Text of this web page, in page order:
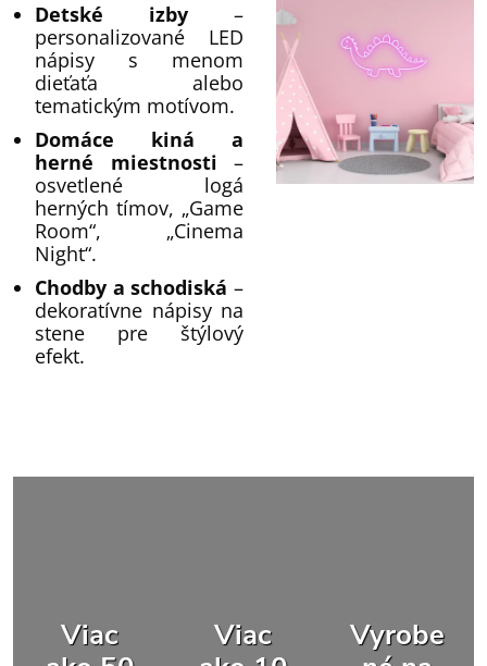
Detské izby –
personalizované LED
nápisy s menom
dieťaťa alebo
tematickým motívom.
Domáce kiná a
herné miestnosti –
osvetlené logá
herných tímov, „Game
Room“, „Cinema
Night“.
Chodby a schodiská –
dekoratívne nápisy na
stene pre štýlový
efekt.
Viac
Viac
Vyrobe